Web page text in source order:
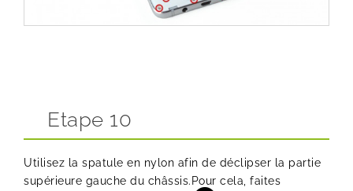
Etape 10
Utilisez la spatule en nylon afin de déclipser la partie
supérieure gauche du châssis.Pour cela, faites